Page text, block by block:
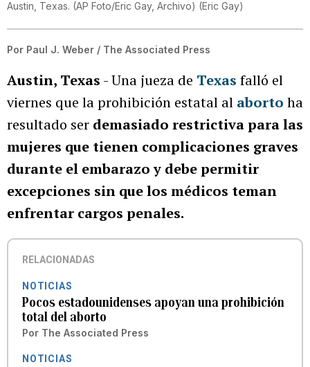
Austin, Texas. (AP Foto/Eric Gay, Archivo) (Eric Gay)
Por Paul J. Weber / The Associated Press
Austin, Texas - Una jueza de Texas falló el
viernes que la prohibición estatal al aborto ha
resultado ser demasiado restrictiva para las
mujeres que tienen complicaciones graves
durante el embarazo y debe permitir
excepciones sin que los médicos teman
enfrentar cargos penales.
RELACIONADAS
NOTICIAS
Pocos estadounidenses apoyan una prohibición
total del aborto
Por The Associated Press
NOTICIAS